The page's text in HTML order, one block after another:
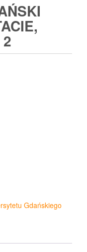
Gdańskiego